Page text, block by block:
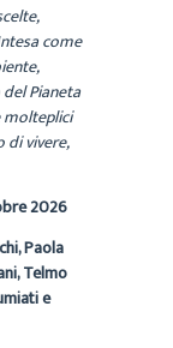
come
Pianeta
molteplici
vivere,
2026
Paola
Telmo
e